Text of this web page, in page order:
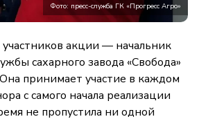
Фото: пресс-служба ГК «Прогресс Агро»
акции — начальник
сахарного завода «Свобода»
принимает участие в каждом
с самого начала реализации
не пропустила ни одной